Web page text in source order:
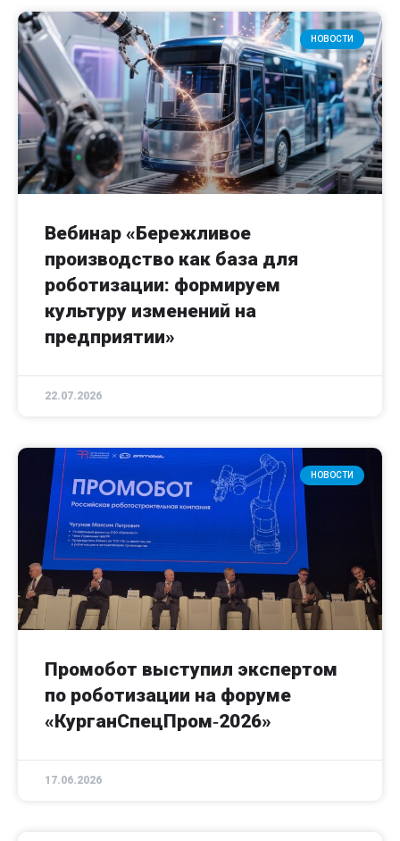
НОВОСТИ
Вебинар «Бережливое
производство как база для
роботизации: формируем
культуру изменений на
предприятии»
22.07.2026
НОВОСТИ
Промобот выступил экспертом
по роботизации на форуме
«КурганСпецПром‑2026»
17.06.2026